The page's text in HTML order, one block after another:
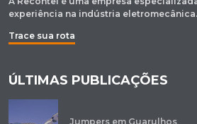
experiência na indústria eletromecânica.
Trace sua rota
ÚLTIMAS PUBLICAÇÕES
Jumpers em Guarulhos